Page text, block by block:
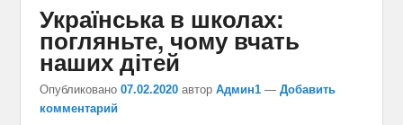
Українська в школах:
погляньте, чому вчать
наших дітей
Опубликовано 07.02.2020 автор Админ1 — Добавить
комментарий